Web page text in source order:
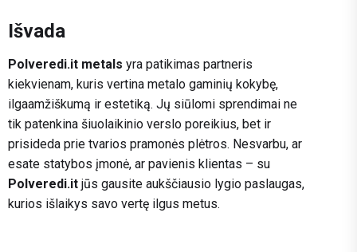
Išvada
Polveredi.it metals yra patikimas partneris
kiekvienam, kuris vertina metalo gaminių kokybę,
ilgaamžiškumą ir estetiką. Jų siūlomi sprendimai ne
tik patenkina šiuolaikinio verslo poreikius, bet ir
prisideda prie tvarios pramonės plėtros. Nesvarbu, ar
esate statybos įmonė, ar pavienis klientas – su
Polveredi.it jūs gausite aukščiausio lygio paslaugas,
kurios išlaikys savo vertę ilgus metus.